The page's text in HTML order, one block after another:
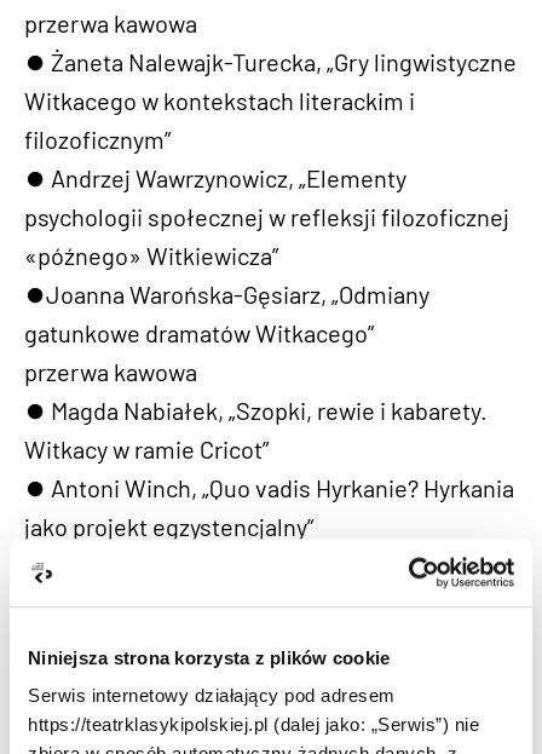
Niniejsza strona korzysta z plików cookie
Serwis internetowy działający pod adresem
https://teatrklasykipolskiej.pl (dalej jako: „Serwis”) nie
przerwa kawowa
⏺︎ Żaneta Nalewajk-Turecka, „Gry lingwistyczne
Witkacego w kontekstach literackim i
filozoficznym”
⏺︎ Andrzej Wawrzynowicz, „Elementy
psychologii społecznej w refleksji filozoficznej
«późnego» Witkiewicza”
⏺︎Joanna Warońska-Gęsiarz, „Odmiany
gatunkowe dramatów Witkacego”
przerwa kawowa
⏺︎ Magda Nabiałek, „Szopki, rewie i kabarety.
Witkacy w ramie Cricot”
⏺︎ Antoni Winch, „Quo vadis Hyrkanie? Hyrkania
jako projekt egzystencjalny”
⏺︎ Elżbieta Wróbel, „Witkacy i krytycy. Casus
Emila Breitera”
⏺︎ Małgorzata Vražić, Dorota Niedziałkowska –
prezentacja pisma „Witkacy!”
⏺︎ Marek Średniawa – prezentacja projektu